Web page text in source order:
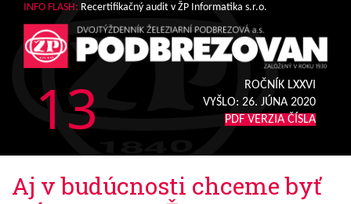
INFO FLASH: Recertifikačný audit v ŽP Informatika s.r.o.
13
ROČNÍK LXXVI
VYŠLO: 26. JÚNA 2020
PDF VERZIA ČÍSLA
Aj v budúcnosti chceme byť